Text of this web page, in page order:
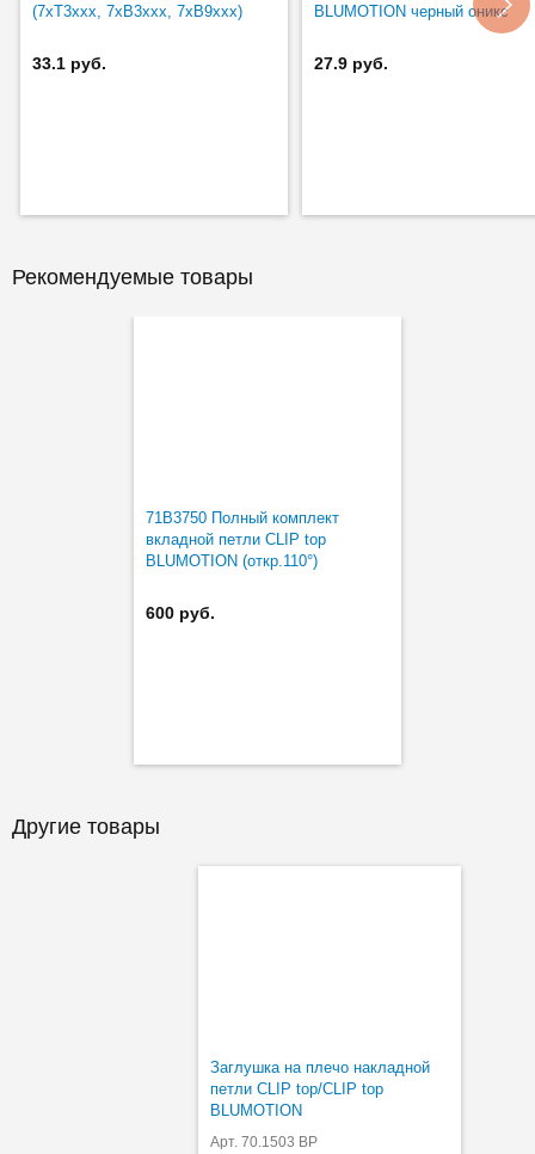
(7xT3xxx, 7xB3xxx, 7xB9xxx)
33.1 руб.
BLUMOTION черный оникс
27.9 руб.
Рекомендуемые товары
71B3750 Полный комплект
вкладной петли CLIP top
BLUMOTION (откр.110°)
600 руб.
Другие товары
Заглушка на плечо накладной
петли CLIP top/CLIP top
BLUMOTION
Арт. 70.1503 BP